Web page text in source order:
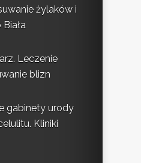
żylaków i
Leczenie
blizn
gabinety urody
Kliniki